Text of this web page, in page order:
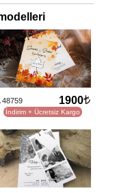
48759 1900
İndirim + Ücretsiz Kargo